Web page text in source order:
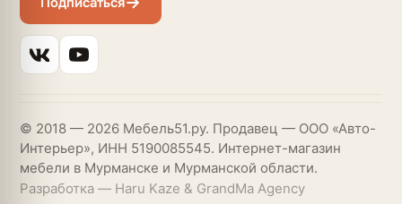
© 2018 — 2026 Мебель51.ру. Продавец — ООО «Авто-
Интерьер», ИНН 5190085545. Интернет-магазин
мебели в Мурманске и Мурманской области.
Разработка — Haru Kaze & GrandMa Agency